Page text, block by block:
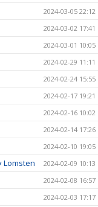
2024-03-05 22:12
2024-03-02 17:41
2024-03-01 10:05
2024-02-29 11:11
2024-02-24 15:55
2024-02-17 19:21
2024-02-16 10:02
2024-02-14 17:26
2024-02-10 19:05
Lomsten 2024-02-09 10:13
2024-02-08 16:57
2024-02-03 17:17